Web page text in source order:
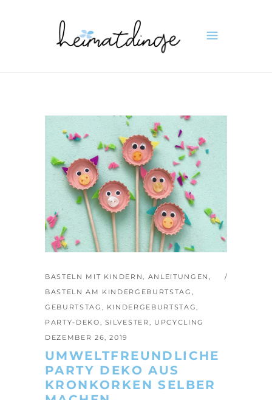
BASTELN MIT KINDERN, ANLEITUNGEN ,
BASTELN AM KINDERGEBURTSTAG ,
GEBURTSTAG , KINDERGEBURTSTAG,
PARTY-DEKO, SILVESTER, UPCYCLING
DEZEMBER 26, 2019
UMWELTFREUNDLICHE
PARTY DEKO AUS
KRONKORKEN SELBER